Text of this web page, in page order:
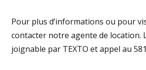
Pour plus d’informations ou pour
contacter notre agente de location.
joignable par TEXTO et appel au